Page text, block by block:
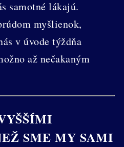
samotné lákajú.
myšlienok,
v úvode týždňa
až nečakaným
SME MY SAMI